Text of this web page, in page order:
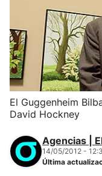
El Guggenheim
David Hockney
Agencias |
14/05/2012 -
Última